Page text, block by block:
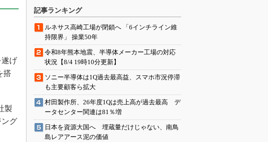
遂げ
搭
製
グ
記事ランキング
ルネサス高崎工場が閉鎖へ 「6インチライン維
持限界」 操業50年
令和8年熊本地震、半導体メーカー工場の対応
状況【8/4 19時10分更新】
ソニー半導体は1Q過去最高益、スマホ市況停滞
も主要顧客ら拡大
村田製作所、26年度1Qは売上高が過去最高 デ
ータセンター関連は81％増
日本を資源大国へ 埋蔵量だけじゃない、南鳥
島レアアース泥の価値